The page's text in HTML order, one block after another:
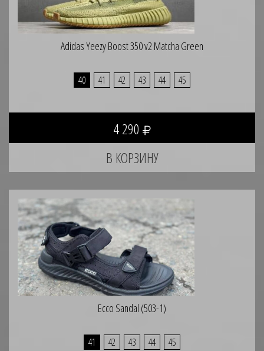
Adidas Yeezy Boost 350 v2 Matcha Green
40 41 42 43 44 45
4 290
Ecco Sandal (503-1)
41 42 43 44 45